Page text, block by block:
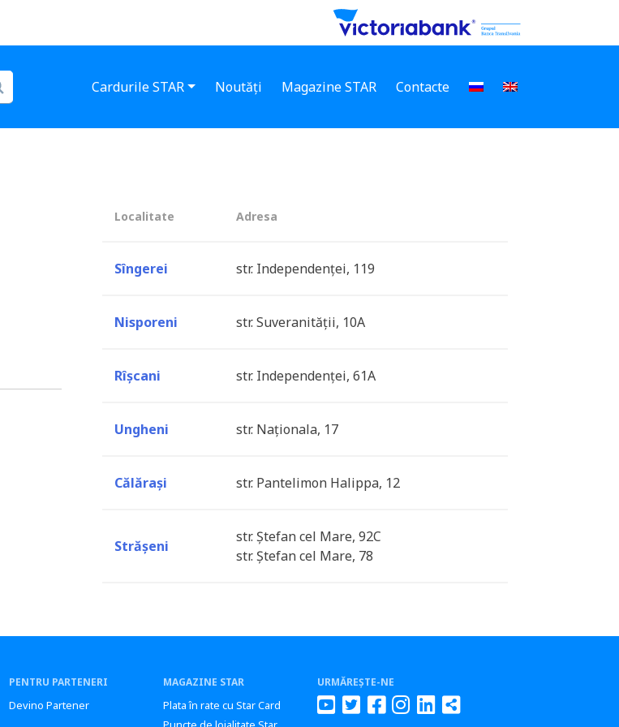
Cardurile STAR Noutăți Magazine STAR Contacte
Localitate Adresa
Sîngerei str. Independenței, 119
Nisporeni str. Suveranității, 10A
Rîșcani str. Independenței, 61A
Ungheni str. Naționala, 17
Călărași str. Pantelimon Halippa, 12
Strășeni
str. Ștefan cel Mare, 92C
str. Ștefan cel Mare, 78
PENTRU PARTENERI
Devino Partener
MAGAZINE STAR
Plata în rate cu Star Card
URMĂREȘTE-NE